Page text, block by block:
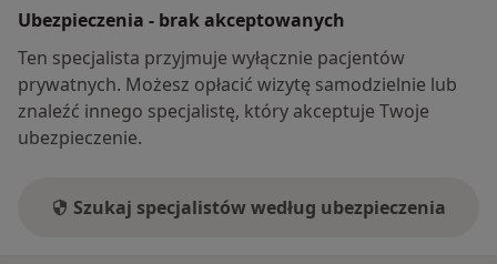
Ubezpieczenia - brak akceptowanych
Ten specjalista przyjmuje wyłącznie pacjentów
prywatnych. Możesz opłacić wizytę samodzielnie lub
znaleźć innego specjalistę, który akceptuje Twoje
ubezpieczenie.
Szukaj specjalistów według ubezpieczenia